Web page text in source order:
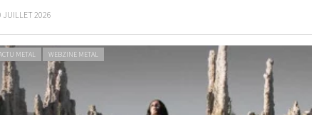
JUILLET 2026
METAL WEBZINE METAL